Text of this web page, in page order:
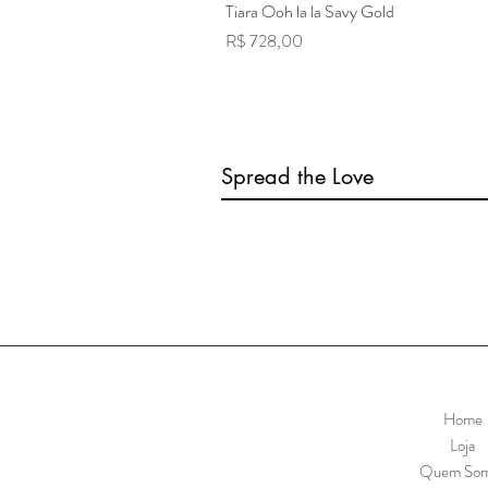
Tiara Ooh la la Savy Gold
Preço
R$ 728,00
Spread the Love
Home
Loja
Quem